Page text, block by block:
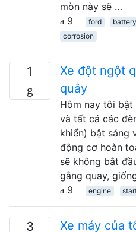
mòn này sẽ …
9
ford battery
corrosion
1
Xe đột ngột
quây
Hôm nay tôi
và tất cả các
khiển) bật sáng
động cơ hoàn
sẽ không bắt
gắng quay,
9
engine
3
Xe máy của